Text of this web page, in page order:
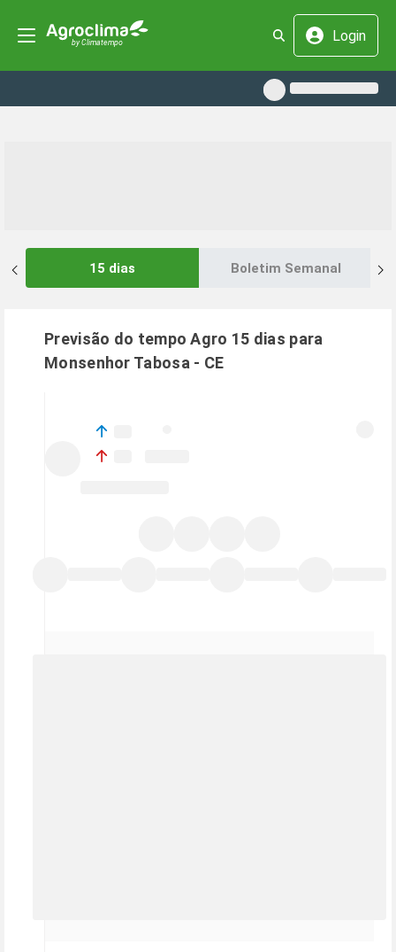
Login
15 dias Boletim Semanal
Previsão do tempo Agro 15 dias para
Monsenhor Tabosa - CE